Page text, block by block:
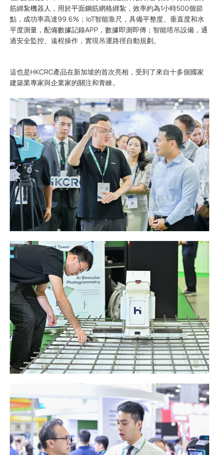
筋綁紮機器人，用於平面鋼筋網格綁紮，效率約為1小時500個節
點，成功率高達99.6%；IoT智能靠尺，具備平整度、垂直度和水
平度測量，配備數據記錄APP，數據即測即傳；智能塔吊設備，通
過安全監控、遠程操作，實現吊運路徑自動規劃。
這也是HKCRC產品在新加坡的首次亮相，受到了來自十多個國家
建築業專家與企業家的關注和青睞。